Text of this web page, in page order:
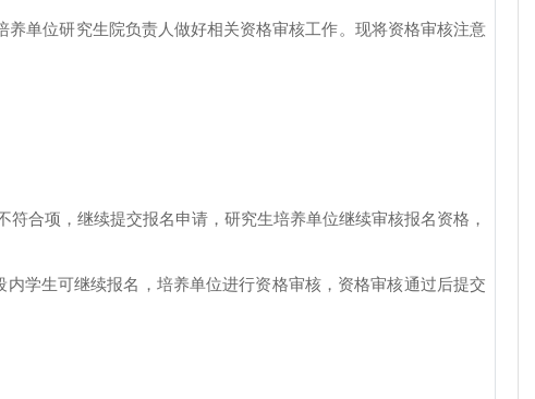
单位研究生院负责人做好相关资格审核工作。现将资格审核注意
合项，继续提交报名申请，研究生培养单位继续审核报名资格，
学生可继续报名，培养单位进行资格审核，资格审核通过后提交